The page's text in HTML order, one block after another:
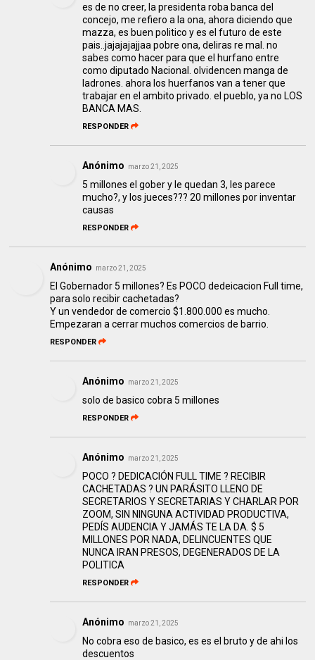
es de no creer, la presidenta roba banca del
concejo, me refiero a la ona, ahora diciendo que
mazza, es buen politico y es el futuro de este
pais..jajajajajjaa pobre ona, deliras re mal. no
sabes como hacer para que el hurfano entre
como diputado Nacional. olvidencen manga de
ladrones. ahora los huerfanos van a tener que
trabajar en el ambito privado. el pueblo, ya no LOS
BANCA MAS.
RESPONDER
Anónimo marzo 21, 2025
5 millones el gober y le quedan 3, les parece
mucho?, y los jueces??? 20 millones por inventar
causas
RESPONDER
Anónimo marzo 21, 2025
El Gobernador 5 millones? Es POCO dedeicacion Full time,
para solo recibir cachetadas?
Y un vendedor de comercio $1.800.000 es mucho.
Empezaran a cerrar muchos comercios de barrio.
RESPONDER
Anónimo marzo 21, 2025
solo de basico cobra 5 millones
RESPONDER
Anónimo marzo 21, 2025
POCO ? DEDICACIÓN FULL TIME ? RECIBIR
CACHETADAS ? UN PARÁSITO LLENO DE
SECRETARIOS Y SECRETARIAS Y CHARLAR POR
ZOOM, SIN NINGUNA ACTIVIDAD PRODUCTIVA,
PEDÍS AUDENCIA Y JAMÁS TE LA DA. $ 5
MILLONES POR NADA, DELINCUENTES QUE
NUNCA IRAN PRESOS, DEGENERADOS DE LA
POLITICA
RESPONDER
Anónimo marzo 21, 2025
No cobra eso de basico, es es el bruto y de ahi los
descuentos